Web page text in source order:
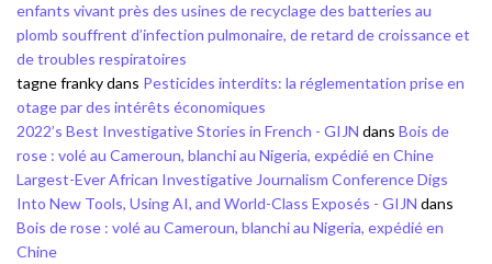
enfants vivant près des usines de recyclage des batteries au
plomb souffrent d’infection pulmonaire, de retard de croissance et
de troubles respiratoires
tagne frankydans Pesticides interdits: la réglementation prise en
otage par des intérêts économiques
2022’s Best Investigative Stories in French - GIJN dans Bois de
rose : volé au Cameroun, blanchi au Nigeria, expédié en Chine
Largest-Ever African Investigative Journalism Conference Digs
Into New Tools, Using AI, and World-Class Exposés - GIJN dans
Bois de rose : volé au Cameroun, blanchi au Nigeria, expédié en
Chine